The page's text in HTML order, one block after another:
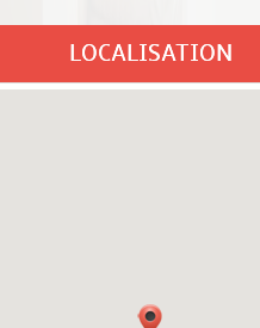
LOCALISATION